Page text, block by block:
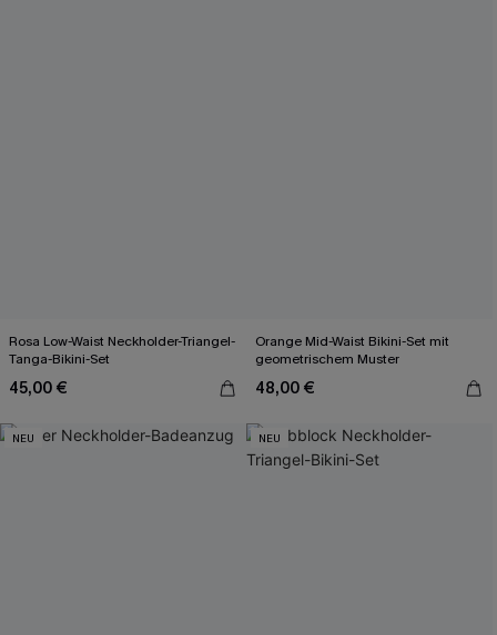
Rosa Low-Waist Neckholder-Triangel-
Tanga-Bikini-Set
45,00 €
Orange Mid-Waist Bikini-Set mit
geometrischem Muster
48,00 €
NEU NEU